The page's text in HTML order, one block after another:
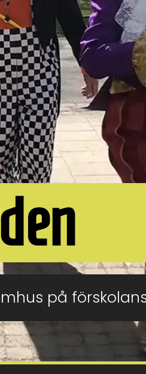
på